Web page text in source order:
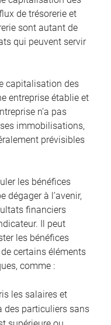
de trésorerie et
sont autant de
qui peuvent servir
capitalisation des
entreprise établie et
n’a pas
immobilisations,
prévisibles
les bénéfices
dégager à l’avenir,
financiers
Il peut
les bénéfices
certains éléments
comme :
les salaires et
des particuliers sans